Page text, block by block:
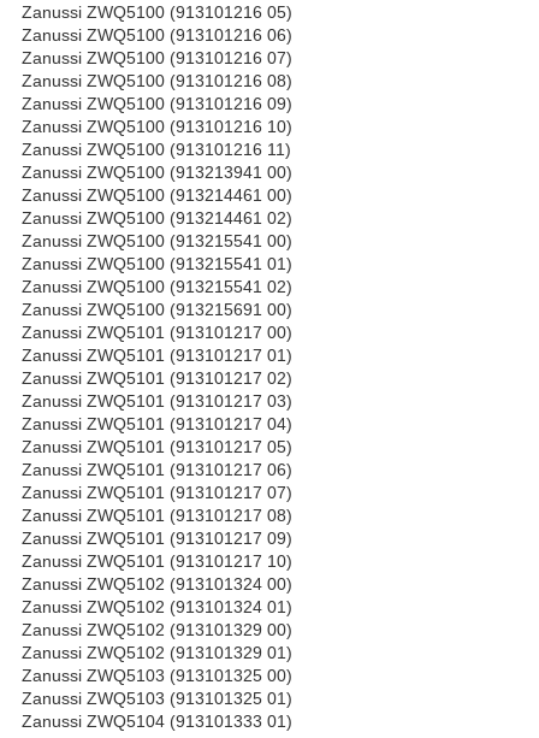
Zanussi ZWQ5100 (913101216 05)
Zanussi ZWQ5100 (913101216 06)
Zanussi ZWQ5100 (913101216 07)
Zanussi ZWQ5100 (913101216 08)
Zanussi ZWQ5100 (913101216 09)
Zanussi ZWQ5100 (913101216 10)
Zanussi ZWQ5100 (913101216 11)
Zanussi ZWQ5100 (913213941 00)
Zanussi ZWQ5100 (913214461 00)
Zanussi ZWQ5100 (913214461 02)
Zanussi ZWQ5100 (913215541 00)
Zanussi ZWQ5100 (913215541 01)
Zanussi ZWQ5100 (913215541 02)
Zanussi ZWQ5100 (913215691 00)
Zanussi ZWQ5101 (913101217 00)
Zanussi ZWQ5101 (913101217 01)
Zanussi ZWQ5101 (913101217 02)
Zanussi ZWQ5101 (913101217 03)
Zanussi ZWQ5101 (913101217 04)
Zanussi ZWQ5101 (913101217 05)
Zanussi ZWQ5101 (913101217 06)
Zanussi ZWQ5101 (913101217 07)
Zanussi ZWQ5101 (913101217 08)
Zanussi ZWQ5101 (913101217 09)
Zanussi ZWQ5101 (913101217 10)
Zanussi ZWQ5102 (913101324 00)
Zanussi ZWQ5102 (913101324 01)
Zanussi ZWQ5102 (913101329 00)
Zanussi ZWQ5102 (913101329 01)
Zanussi ZWQ5103 (913101325 00)
Zanussi ZWQ5103 (913101325 01)
Zanussi ZWQ5104 (913101333 01)